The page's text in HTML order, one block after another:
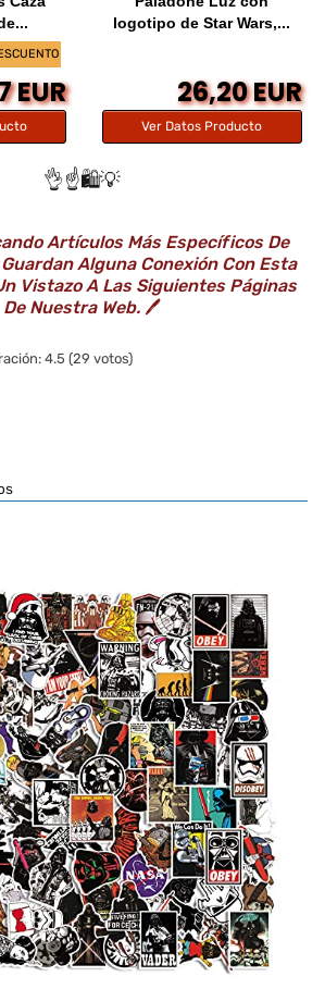
EUR
logotipo de Star Wars,...
26,20 EUR
Ver Datos Producto
👌☝️🛍️💡
Artículos Más Específicos De
Alguna Conexión Con Esta
Vistazo A Las Siguientes Páginas
De Nuestra Web.🖊️
4.5 (29 votos)